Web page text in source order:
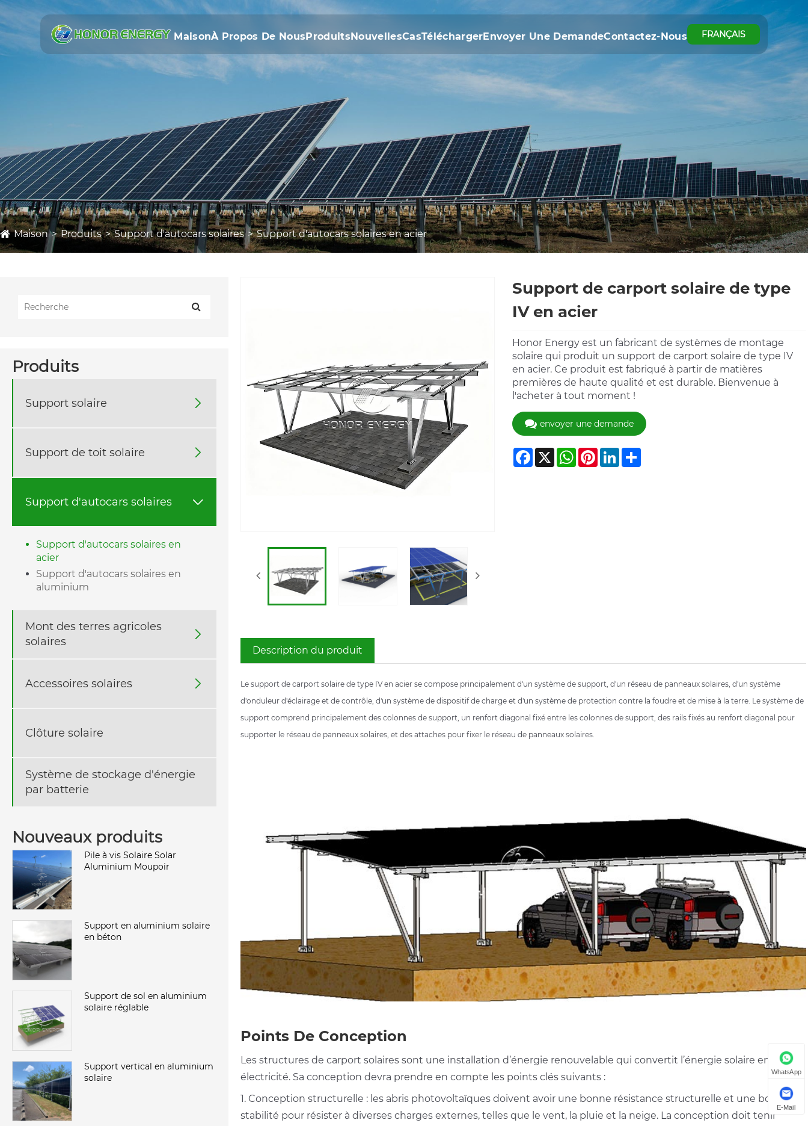
MaisonÀ Propos De NousProduitsNouvellesCasTéléchargerEnvoyer Une DemandeContactez-Nous FRANÇAIS
Maison Produits Support d'autocars solaires Support d'autocars solaires en acier
Produits
Support solaire 
Support de toit solaire 
Support d'autocars solaires 
Support d'autocars solaires en
acier
Support d'autocars solaires en
aluminium
Mont des terres agricoles
solaires

Accessoires solaires 
Clôture solaire
Système de stockage d'énergie
par batterie
Nouveaux produits
Pile à vis Solaire Solar
Aluminium Moupoir
Support en aluminium solaire
en béton
Support de sol en aluminium
solaire réglable
Support vertical en aluminium
solaire
Support de carport solaire de type
IV en acier
Honor Energy est un fabricant de systèmes de montage
solaire qui produit un support de carport solaire de type IV
en acier. Ce produit est fabriqué à partir de matières
premières de haute qualité et est durable. Bienvenue à
l'acheter à tout moment !
envoyer une demande
Facebook
X WhatsApp
Pinterest
LinkedIn
Share
Description du produit
Le support de carport solaire de type IV en acier se compose principalement d'un système de support, d'un réseau de panneaux solaires, d'un système
d'onduleur d'éclairage et de contrôle, d'un système de dispositif de charge et d'un système de protection contre la foudre et de mise à la terre. Le système de
support comprend principalement des colonnes de support, un renfort diagonal fixé entre les colonnes de support, des rails fixés au renfort diagonal pour
supporter le réseau de panneaux solaires, et des attaches pour fixer le réseau de panneaux solaires.
Points De Conception
Les structures de carport solaires sont une installation d’énergie renouvelable qui convertit l’énergie solaire en
électricité. Sa conception devra prendre en compte les points clés suivants :
1. Conception structurelle : les abris photovoltaïques doivent avoir une bonne résistance structurelle et une bonne
stabilité pour résister à diverses charges externes, telles que le vent, la pluie et la neige. La conception doit tenir
WhatsApp
E-Mail